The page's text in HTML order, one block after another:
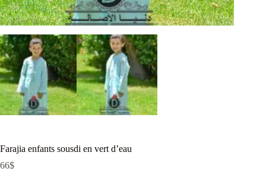
Farajia enfants sousdi en vert d’eau
66$